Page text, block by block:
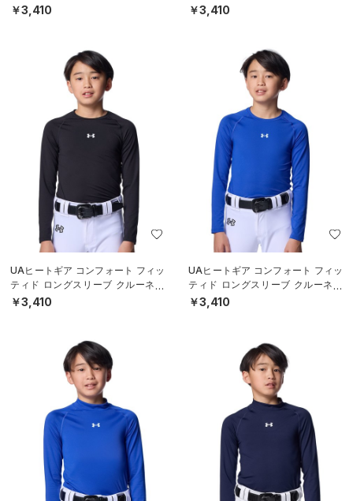
ク シャツ（ベースボール/BOYS）
￥3,410
ク シャツ（ベースボール/BOYS）
￥3,410
UAヒートギア コンフォート フィッ
ティド ロングスリーブ クルーネッ
ク シャツ（ベースボール/BOYS）
￥3,410
UAヒートギア コンフォート フィッ
ティド ロングスリーブ クルーネッ
ク シャツ（ベースボール/BOYS）
￥3,410